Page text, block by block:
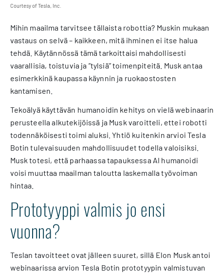
Courtesy of Tesla, Inc.
Mihin maailma tarvitsee tällaista robottia? Muskin mukaan
vastaus on selvä – kaikkeen, mitä ihminen ei itse halua
tehdä. Käytännössä tämä tarkoittaisi mahdollisesti
vaarallisia, toistuvia ja ”tylsiä” toimenpiteitä. Musk antaa
esimerkkinä kaupassa käynnin ja ruokaostosten
kantamisen.
Tekoälyä käyttävän humanoidin kehitys on vielä webinaarin
perusteella alkutekijöissä ja Musk varoitteli, ettei robotti
todennäköisesti toimi aluksi. Yhtiö kuitenkin arvioi Tesla
Botin tulevaisuuden mahdollisuudet todella valoisiksi.
Musk totesi, että parhaassa tapauksessa AI humanoidi
voisi muuttaa maailman taloutta laskemalla työvoiman
hintaa.
Prototyyppi valmis jo ensi
vuonna?
Teslan tavoitteet ovat jälleen suuret, sillä Elon Musk antoi
webinaarissa arvion Tesla Botin prototyypin valmistuvan